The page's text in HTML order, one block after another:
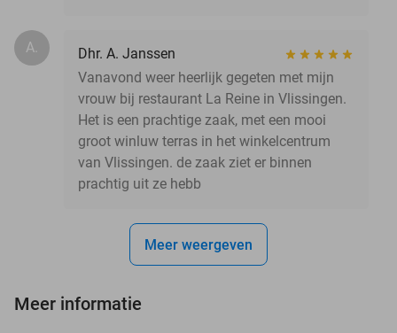
A.
Dhr. A. Janssen
Vanavond weer heerlijk gegeten met mijn
vrouw bij restaurant La Reine in Vlissingen.
Het is een prachtige zaak, met een mooi
groot winluw terras in het winkelcentrum
van Vlissingen. de zaak ziet er binnen
prachtig uit ze hebb
Meer weergeven
Meer informatie